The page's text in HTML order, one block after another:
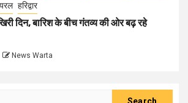
हरिद्वार
दिन, बारिश के बीच गंतव्य की ओर बढ़ रहे
News Warta